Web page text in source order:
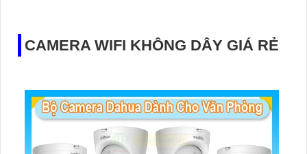
CAMERA WIFI KHÔNG DÂY GIÁ RẺ